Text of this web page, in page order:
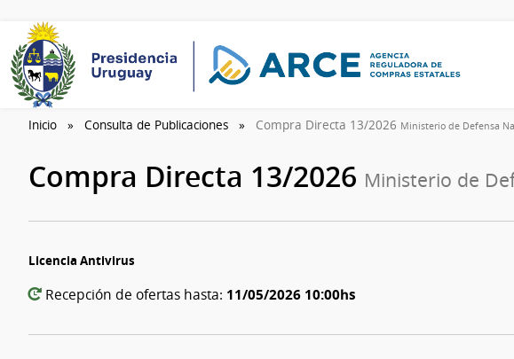
Inicio Consulta de Publicaciones Compra Directa 13/2026 Ministerio de Defensa
Compra Directa 13/2026 Ministerio de
Licencia Antivirus
Recepción de ofertas hasta: 11/05/2026 10:00hs